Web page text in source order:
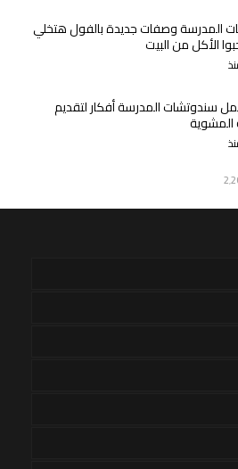
المدرسة وصفات جديدة بالفول هتخلي
الأكل من البيت
سندوتشات المدرسة أفكار لتقديم
المشوية